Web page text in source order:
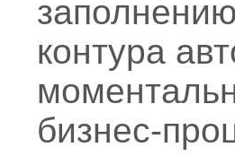
контура
бизнес-